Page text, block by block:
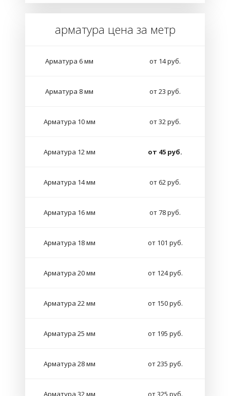
арматура цена за метр
Арматура 6 мм от 14 руб.
Арматура 8 мм от 23 руб.
Арматура 10 мм от 32 руб.
Арматура 12 мм от 45 руб.
Арматура 14 мм от 62 руб.
Арматура 16 мм от 78 руб.
Арматура 18 мм от 101 руб.
Арматура 20 мм от 124 руб.
Арматура 22 мм от 150 руб.
Арматура 25 мм от 195 руб.
Арматура 28 мм от 235 руб.
Арматура 32 мм от 325 руб.